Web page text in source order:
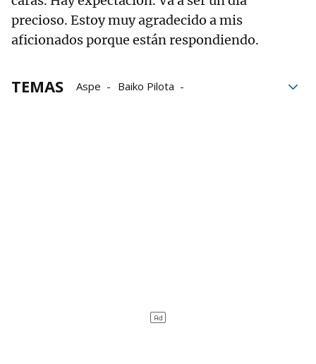
precioso. Estoy muy agradecido a mis
aficionados porque están respondiendo.
TEMAS Aspe
Baiko Pilota